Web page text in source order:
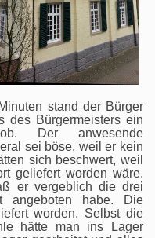
stand der Bürger
des Bürgermeisters ein
Der anwesende
sei böse, weil er kein
sich beschwert, weil
geliefert worden wäre.
er vergeblich die drei
angeboten habe. Die
worden. Selbst die
hätte man ins Lager